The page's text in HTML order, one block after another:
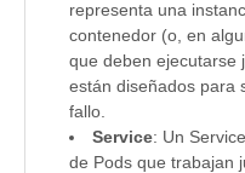
representa una
contenedor (o, en
que deben ejecutarse
están diseñados para
fallo.
Service: Un
de Pods que trabajan